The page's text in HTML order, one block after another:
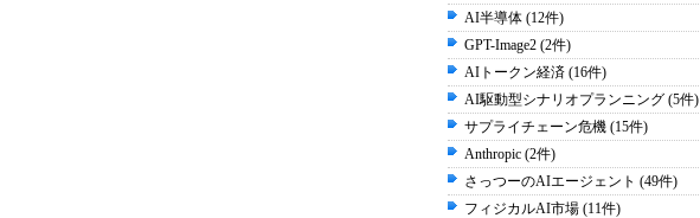
AI半導体 (12件)
GPT-Image2 (2件)
AIトークン経済 (16件)
AI駆動型シナリオプランニング (5件)
サプライチェーン危機 (15件)
Anthropic (2件)
さっつーのAIエージェント (49件)
フィジカルAI市場 (11件)